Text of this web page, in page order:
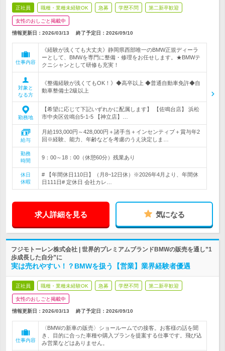
正社員 職種・業種未経験OK 急募 学歴不問 第二新卒歓迎
女性のおしごと掲載中
情報更新日：2026/03/13 終了予定日： 2026/09/10
仕事内容
《経験が浅くても大丈夫》静岡県西部唯一のBMW正規ディーラ
ーとして、BMWを専門に整備・修理をお任せします。★BMWテ
クニシャンとして研修も充実！
対象と
なる方
《整備経験が浅くてもOK！》◆高卒以上 ◆普通自動車免許◆自
動車整備士2級以上
勤務地
【希望に応じて下記いずれかに配属します】 【佐鳴台店】 浜松
市中央区佐鳴台5-1-5 【神立店】…
給与
月給193,000円～428,000円＋諸手当＋インセンティブ＋賞与年2
回※経験、能力、年齢などを考慮のうえ決定しま…
勤務
時間
9：00～18：00（休憩60分）残業あり
休日
休暇
# 【年間休日110日】（月8~12日休）※2026年4月より、年間休
日111日# 定休日 会社カレ…
求人詳細を見る 気になる
フジモトーレン株式会社 | 世界的プレミアムブランドBMWの販売を通し”1
歩成長した自分”に
実は売れやすい！？BMWを扱う【営業】業界経験者優遇
正社員 職種・業種未経験OK 急募 学歴不問 第二新卒歓迎
女性のおしごと掲載中
情報更新日：2026/03/13 終了予定日： 2026/09/10
仕事内容
〈BMWの新車の販売〉ショールームでの接客。お客様の話を聞
き、目的に合った車種や購入プランを提案する仕事です。飛び込
み営業などはありません。